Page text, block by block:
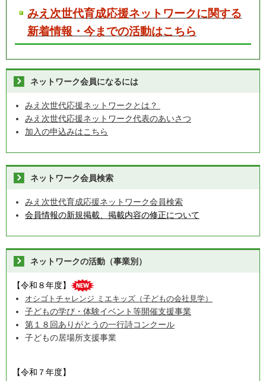
みえ次世代育成応援ネットワークに関する
新着情報・今までの活動はこちら
ネットワーク会員になるには
みえ次世代応援ネットワークとは？
みえ次世代応援ネットワーク代表のあいさつ
加入の申込みはこちら
ネットワーク会員検索
みえ次世代育成応援ネットワーク会員検索
会員情報の新規掲載、掲載内容の修正について
ネットワークの活動（事業別）
【令和８年度】
オシゴトチャレンジ ミエキッズ（子どもの会社見学）
子どもの学び・体験イベント等開催支援事業
第１８回ありがとうの一行詩コンクール
子どもの居場所支援事業
【令和７年度】